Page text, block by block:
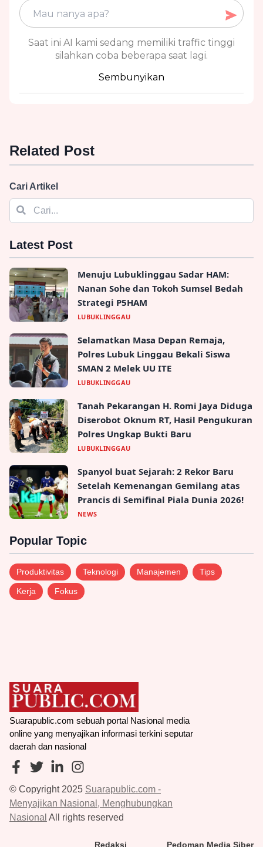
Saat ini AI kami sedang memiliki traffic tinggi
silahkan coba beberapa saat lagi.
Sembunyikan
Related Post
Cari Artikel
Latest Post
Menuju Lubuklinggau Sadar HAM:
Nanan Sohe dan Tokoh Sumsel Bedah
Strategi P5HAM
LUBUKLINGGAU
Selamatkan Masa Depan Remaja,
Polres Lubuk Linggau Bekali Siswa
SMAN 2 Melek UU ITE
LUBUKLINGGAU
Tanah Pekarangan H. Romi Jaya Diduga
Diserobot Oknum RT, Hasil Pengukuran
Polres Ungkap Bukti Baru
LUBUKLINGGAU
Spanyol buat Sejarah: 2 Rekor Baru
Setelah Kemenangan Gemilang atas
Prancis di Semifinal Piala Dunia 2026!
NEWS
Popular Topic
Produktivitas Teknologi Manajemen Tips
Kerja Fokus
Suarapublic.com sebuah portal Nasional media
online yang menyajikan informasi terkini seputar
daerah dan nasional
© Copyright 2025 Suarapublic.com -
Menyajikan Nasional, Menghubungkan
Nasional All rights reserved
Redaksi Pedoman Media Siber